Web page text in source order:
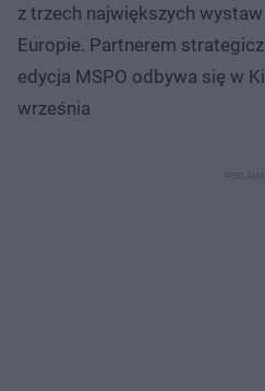
z trzech największych
Europie. Partnerem
edycja MSPO odbywa się w
września